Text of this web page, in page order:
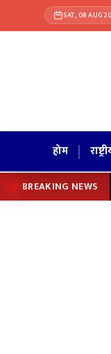
SAT, 08 AUG
होम |
BREAKING NEWS